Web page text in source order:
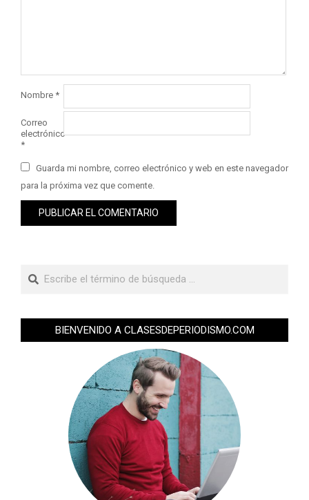
Nombre *
Correo
electrónico
*
Guarda mi nombre, correo electrónico y web en este navegador
para la próxima vez que comente.
BIENVENIDO A CLASESDEPERIODISMO.COM